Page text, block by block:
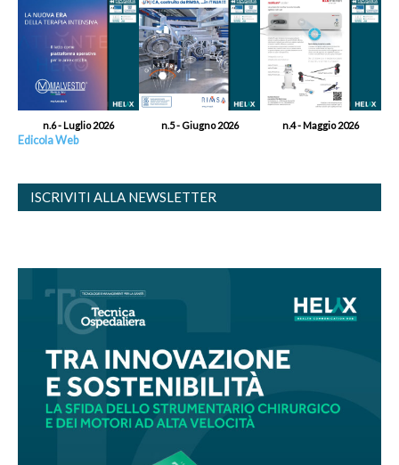
n.6 - Luglio 2026 n.5 - Giugno 2026 n.4 - Maggio 2026
Edicola Web
ISCRIVITI ALLA NEWSLETTER